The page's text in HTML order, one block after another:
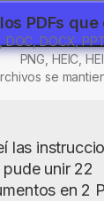
PDFs
DOCX,
PNG, HEIC,
se
las
unir 22
en 2